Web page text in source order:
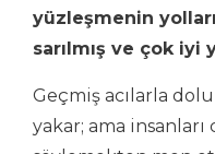
yüzleşmenin
sarılmış ve çok iyi
Geçmiş acılarla
yakar; ama insanları